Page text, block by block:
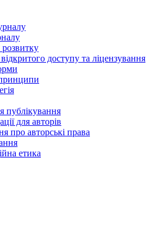
розвитку
доступу та ліцензування
публікування
для авторів
про авторські права
етика